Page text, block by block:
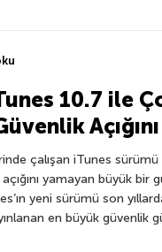
10.7 ile
çalışan iTunes sürümü
yamayan büyük bir
yeni sürümü son
en büyük güvenlik